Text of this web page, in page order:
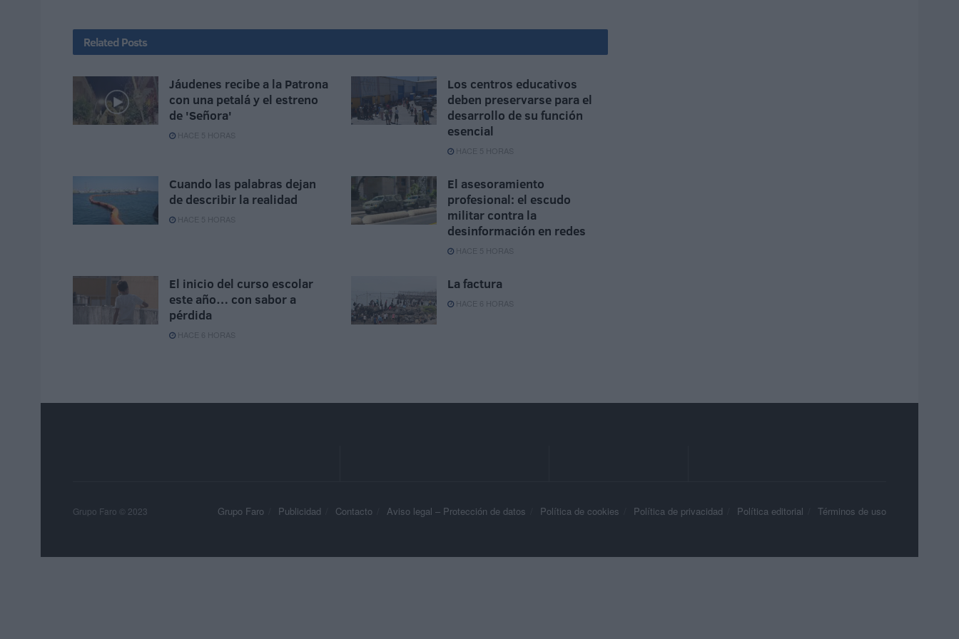
Related Posts
Jáudenes recibe a la Patrona
con una petalá y el estreno
de 'Señora'
HACE 5 HORAS
Los centros educativos
deben preservarse para el
desarrollo de su función
esencial
HACE 5 HORAS
Cuando las palabras dejan
de describir la realidad
HACE 5 HORAS
El asesoramiento
profesional: el escudo
militar contra la
desinformación en redes
HACE 5 HORAS
El inicio del curso escolar
este año… con sabor a
pérdida
HACE 6 HORAS
La factura
HACE 6 HORAS
Grupo Faro Publicidad Contacto Aviso legal – Protección de datos Política de cookies Política de privacidad Política editorial Términos de uso
Grupo Faro © 2023